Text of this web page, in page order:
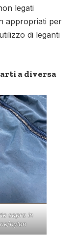
legati
appropriati per
di leganti
a diversa
sopra in
nylon